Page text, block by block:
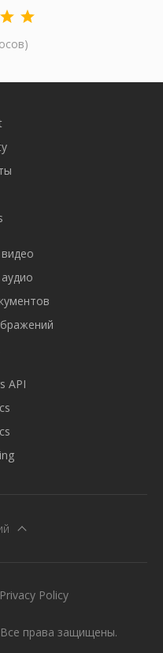
API
права защищены.
Privacy Policy